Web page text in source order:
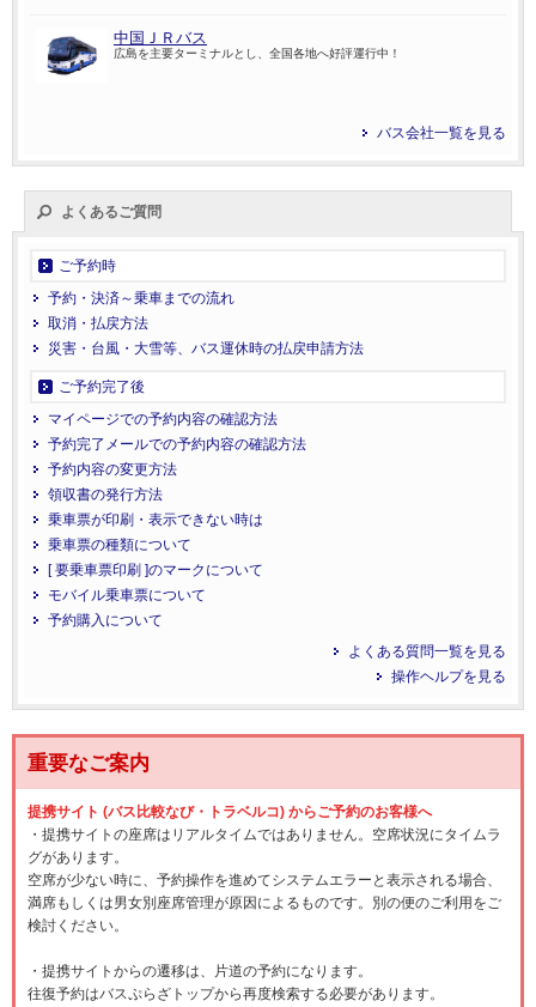
中国ＪＲバス
広島を主要ターミナルとし、全国各地へ好評運行中！
バス会社一覧を見る
よくあるご質問
ご予約時
予約・決済～乗車までの流れ
取消・払戻方法
災害・台風・大雪等、バス運休時の払戻申請方法
ご予約完了後
マイページでの予約内容の確認方法
予約完了メールでの予約内容の確認方法
予約内容の変更方法
領収書の発行方法
乗車票が印刷・表示できない時は
乗車票の種類について
[ 要乗車票印刷 ]のマークについて
モバイル乗車票について
予約購入について
よくある質問一覧を見る
操作ヘルプを見る
重要なご案内
提携サイト (バス比較なび・トラベルコ) からご予約のお客様へ
・提携サイトの座席はリアルタイムではありません。空席状況にタイムラ
グがあります。
空席が少ない時に、予約操作を進めてシステムエラーと表示される場合、
満席もしくは男女別座席管理が原因によるものです。別の便のご利用をご
検討ください。
・提携サイトからの遷移は、片道の予約になります。
往復予約はバスぷらざトップから再度検索する必要があります。